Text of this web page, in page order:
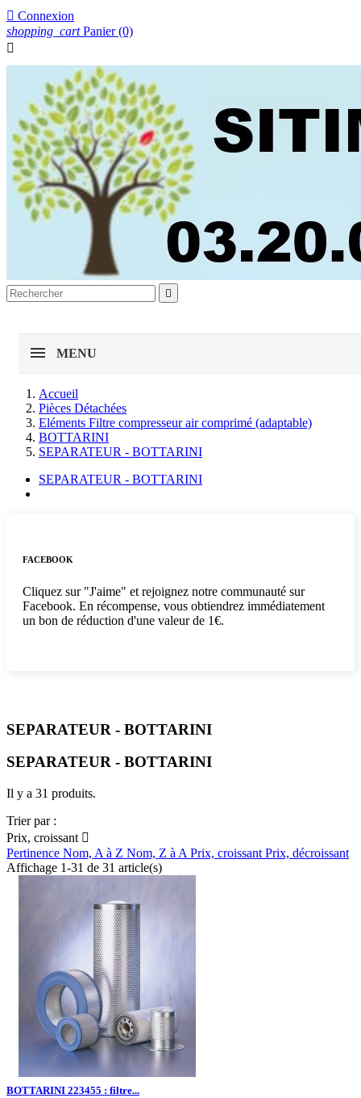
 Connexion
shopping_cart Panier (0)


MENU
Accueil
Pièces Détachées
Eléments Filtre compresseur air comprimé (adaptable)
BOTTARINI
SEPARATEUR - BOTTARINI
SEPARATEUR - BOTTARINI
FACEBOOK
Cliquez sur "J'aime" et rejoignez notre communauté sur
Facebook. En récompense, vous obtiendrez immédiatement
un bon de réduction d'une valeur de 1€.
SEPARATEUR - BOTTARINI
SEPARATEUR - BOTTARINI
Il y a 31 produits.
Trier par :
Prix, croissant 
Pertinence Nom, A à Z Nom, Z à A Prix, croissant Prix, décroissant
Affichage 1-31 de 31 article(s)
BOTTARINI 223455 : filtre...